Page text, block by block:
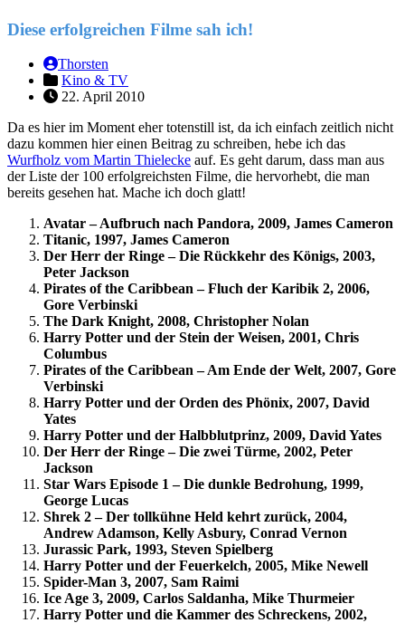
Diese erfolgreichen Filme sah ich!
Thorsten
Kino & TV
22. April 2010
Da es hier im Moment eher totenstill ist, da ich einfach zeitlich nicht
dazu kommen hier einen Beitrag zu schreiben, hebe ich das
Wurfholz vom Martin Thielecke auf. Es geht darum, dass man aus
der Liste der 100 erfolgreichsten Filme, die hervorhebt, die man
bereits gesehen hat. Mache ich doch glatt!
Avatar – Aufbruch nach Pandora, 2009, James Cameron
Titanic, 1997, James Cameron
Der Herr der Ringe – Die Rückkehr des Königs, 2003,
Peter Jackson
Pirates of the Caribbean – Fluch der Karibik 2, 2006,
Gore Verbinski
The Dark Knight, 2008, Christopher Nolan
Harry Potter und der Stein der Weisen, 2001, Chris
Columbus
Pirates of the Caribbean – Am Ende der Welt, 2007, Gore
Verbinski
Harry Potter und der Orden des Phönix, 2007, David
Yates
Harry Potter und der Halbblutprinz, 2009, David Yates
Der Herr der Ringe – Die zwei Türme, 2002, Peter
Jackson
Star Wars Episode 1 – Die dunkle Bedrohung, 1999,
George Lucas
Shrek 2 – Der tollkühne Held kehrt zurück, 2004,
Andrew Adamson, Kelly Asbury, Conrad Vernon
Jurassic Park, 1993, Steven Spielberg
Harry Potter und der Feuerkelch, 2005, Mike Newell
Spider-Man 3, 2007, Sam Raimi
Ice Age 3, 2009, Carlos Saldanha, Mike Thurmeier
Harry Potter und die Kammer des Schreckens, 2002,